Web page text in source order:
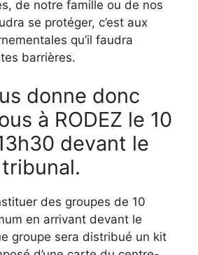
de notre famille ou de nos
se protéger, c’est aux
qu’il faudra
barrières.
donne donc
à RODEZ le 10
devant le
tribunal.
des groupes de 10
en arrivant devant le
groupe sera distribué un kit